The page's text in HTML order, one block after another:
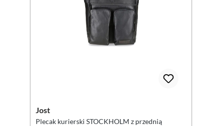
Jost
Plecak kurierski STOCKHOLM z przednią